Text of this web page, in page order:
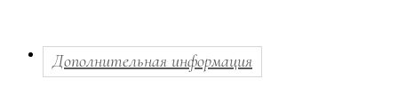
Дополнительная информация